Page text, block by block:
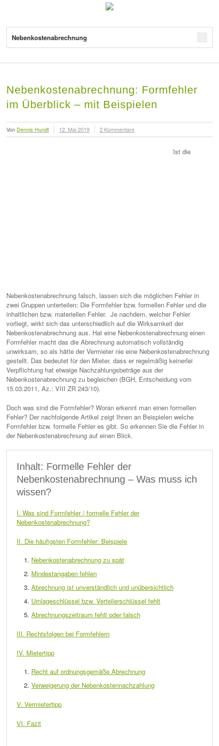
Nebenkostenabrechnung
Nebenkostenabrechnung: Formfehler
im Überblick – mit Beispielen
Von Dennis Hundt 12. Mai 2019 2 Kommentare
Ist die
Nebenkostenabrechnung falsch, lassen sich die möglichen Fehler in
zwei Gruppen unterteilen: Die Formfehler bzw. formellen Fehler und die
inhaltlichen bzw. materiellen Fehler. Je nachdem, welcher Fehler
vorliegt, wirkt sich das unterschiedlich auf die Wirksamkeit der
Nebenkostenabrechnung aus. Hat eine Nebenkostenabrechnung einen
Formfehler macht das die Abrechnung automatisch vollständig
unwirksam, so als hätte der Vermieter nie eine Nebenkostenabrechnung
gestellt. Das bedeutet für den Mieter, dass er regelmäßig keinerlei
Verpflichtung hat etwaige Nachzahlungsbeträge aus der
Nebenkostenabrechnung zu begleichen (BGH, Entscheidung vom
15.03.2011, Az.: VIII ZR 243/10).
Doch was sind die Formfehler? Woran erkennt man einen formellen
Fehler? Der nachfolgende Artikel zeigt Ihnen an Beispielen welche
Formfehler bzw. formelle Fehler es gibt. So erkennen Sie die Fehler in
der Nebenkostenabrechnung auf einen Blick.
Inhalt: Formelle Fehler der
Nebenkostenabrechnung – Was muss ich
wissen?
I. Was sind Formfehler / formelle Fehler der
Nebenkostenabrechnung?
II. Die häufigsten Formfehler: Beispiele
Nebenkostenabrechnung zu spät
Mindestangaben fehlen
Abrechnung ist unverständlich und unübersichtlich
Umlageschlüssel bzw. Verteilerschlüssel fehlt
Abrechnungszeitraum fehlt oder falsch
III. Rechtsfolgen bei Formfehlern
IV. Mietertipp
Recht auf ordnungsgemäße Abrechnung
Verweigerung der Nebenkostennachzahlung
V. Vermietertipp
VI. Fazit